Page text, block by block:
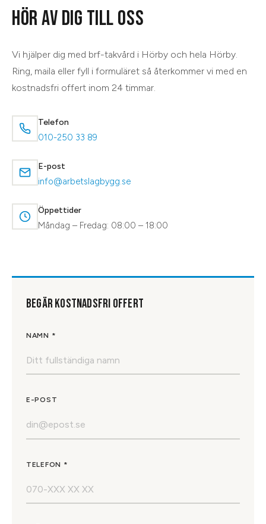
HÖR AV DIG TILL OSS
Vi hjälper dig med brf-takvård i Hörby och hela Hörby
Ring, maila eller fyll i formuläret så återkommer vi med en
kostnadsfri offert inom 24 timmar.
Telefon
010-250 33 89
E-post
info@arbetslagbygg.se
Öppettider
Måndag – Fredag: 08:00 – 18:00
BEGÄR KOSTNADSFRI OFFERT
NAMN *
E-POST
TELEFON *